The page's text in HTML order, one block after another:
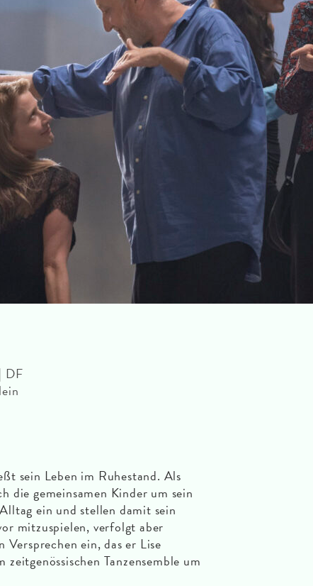
DF
sein Leben im Ruhestand. Als
die gemeinsamen Kinder um sein
ein und stellen damit sein
mitzuspielen, verfolgt aber
ein, das er Lise
Tanzensemble um